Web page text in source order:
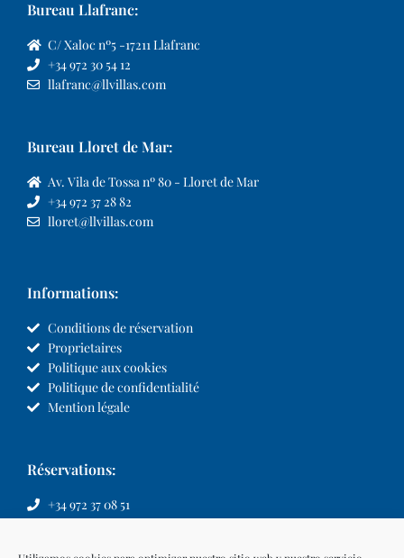
Bureau Llafranc:
C/ Xaloc nº5 -17211 Llafranc
+34 972 30 54 12
llafranc@llvillas.com
Bureau Lloret de Mar:
Av. Vila de Tossa nº 80 - Lloret de Mar
+34 972 37 28 82
lloret@llvillas.com
Informations:
Conditions de réservation
Proprietaires
Politique aux cookies
Politique de confidentialité
Mention légale
Réservations:
+34 972 37 08 51